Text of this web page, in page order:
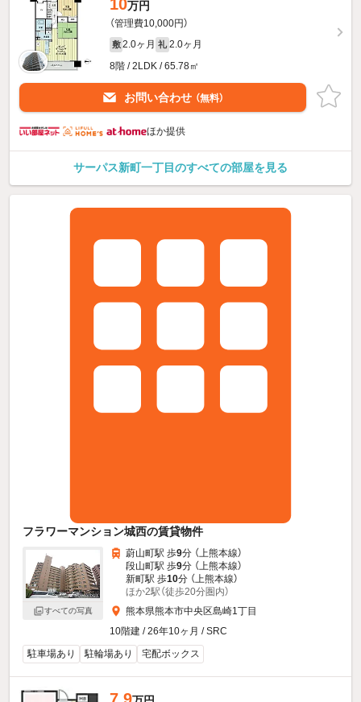
10万円
（管理費10,000円）
敷 2.0ヶ月 礼 2.0ヶ月
8階 / 2LDK / 65.78㎡
お問い合わせ （無料）
ほか提供
サーパス新町一丁目のすべての部屋を見る
フラワーマンション城西の賃貸物件
すべての写真
蔚山町駅 歩9分 （上熊本線）
段山町駅 歩9分 （上熊本線）
新町駅 歩10分 （上熊本線）
ほか2駅（徒歩20分圏内）
熊本県熊本市中央区島崎1丁目
10階建 / 26年10ヶ月 / SRC
駐車場あり
駐輪場あり 宅配ボックス